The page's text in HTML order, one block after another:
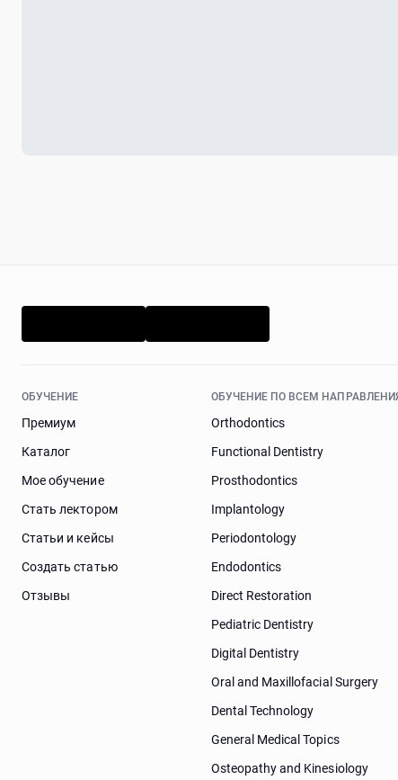
ОБУЧЕНИЕ
Премиум
Каталог
Мое обучение
Стать лектором
Статьи и кейсы
Cоздать статью
Отзывы
ОБУЧЕНИЕ ПО ВСЕМ
Orthodontics
Functional Dentistry
Prosthodontics
Implantology
Periodontology
Endodontics
Direct Restoration
Pediatric Dentistry
Digital Dentistry
Oral and Maxillofacial Surgery
Dental Technology
General Medical Topics
Osteopathy and Kinesiology